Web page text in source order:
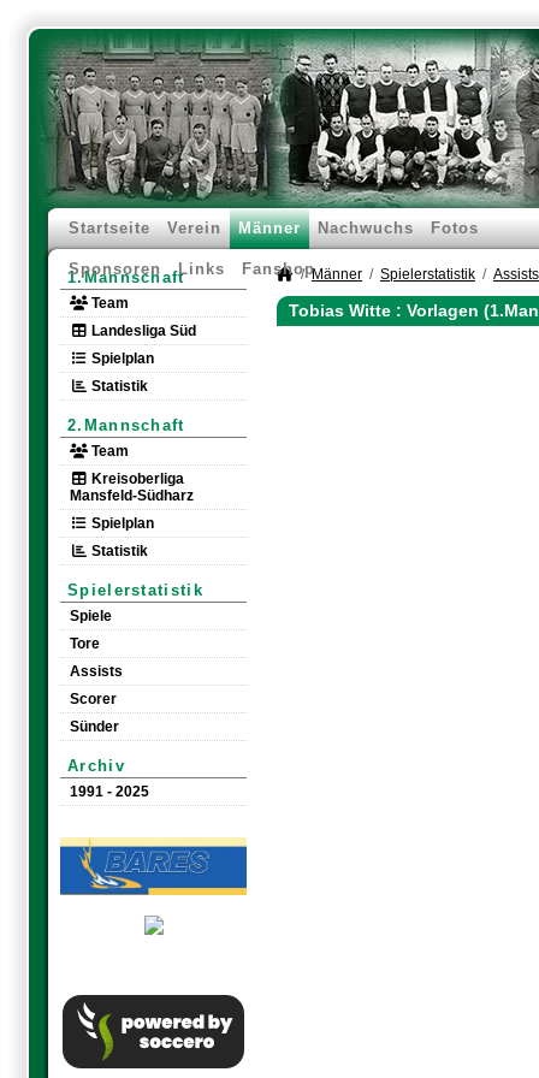
Startseite Verein Männer Nachwuchs Fotos
Sponsoren Links Fanshop
1.Mannschaft
Team
Landesliga Süd
Spielplan
Statistik
2.Mannschaft
Team
Kreisoberliga
Mansfeld-Südharz
Spielplan
Statistik
Spielerstatistik
Spiele
Tore
Assists
Scorer
Sünder
Archiv
1991 - 2025
Männer Spielerstatistik Assists
Tobias Witte : Vorlagen